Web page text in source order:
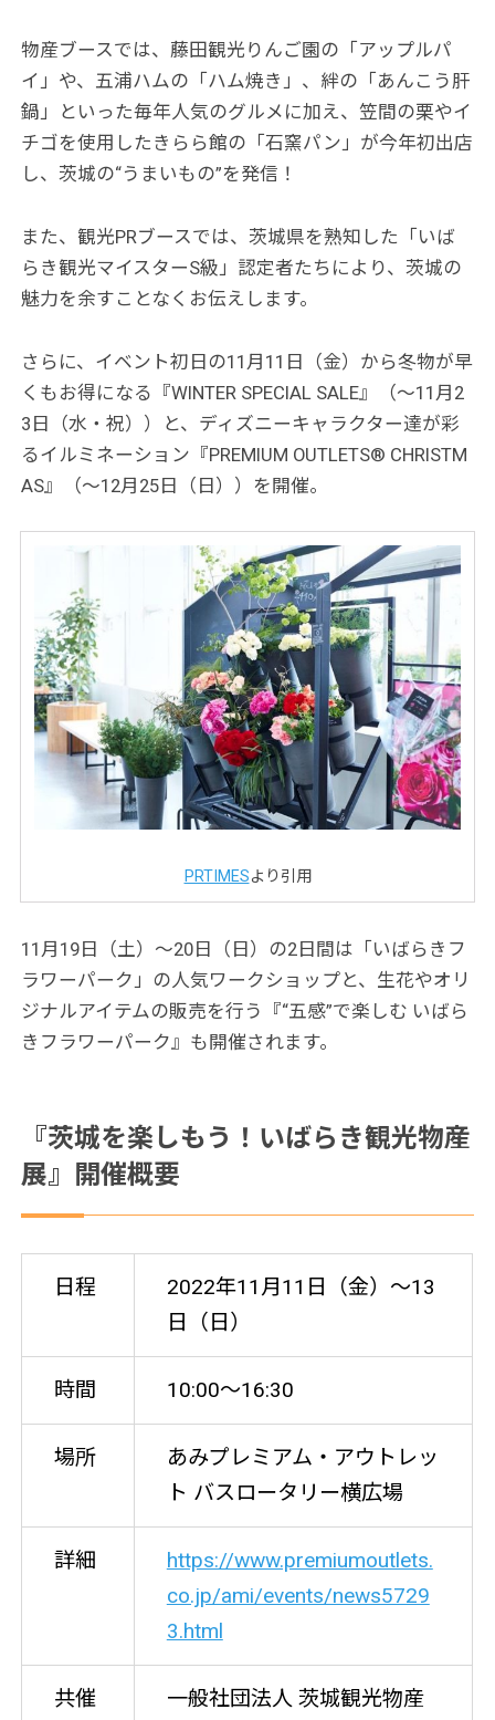
物産ブースでは、藤田観光りんご園の「アップルパ
イ」や、五浦ハムの「ハム焼き」、絆の「あんこう肝
鍋」といった毎年人気のグルメに加え、笠間の栗やイ
チゴを使用したきらら館の「石窯パン」が今年初出店
し、茨城の“うまいもの”を発信！
また、観光PRブースでは、茨城県を熟知した「いば
らき観光マイスターS級」認定者たちにより、茨城の
魅力を余すことなくお伝えします。
さらに、イベント初日の11月11日（金）から冬物が早
くもお得になる『WINTER SPECIAL SALE』（～11月2
3日（水・祝））と、ディズニーキャラクター達が彩
るイルミネーション『PREMIUM OUTLETS® CHRISTM
AS』（～12月25日（日））を開催。
PRTIMESより引用
11月19日（土）～20日（日）の2日間は「いばらきフ
ラワーパーク」の人気ワークショップと、生花やオリ
ジナルアイテムの販売を行う『“五感”で楽しむ いばら
きフラワーパーク』も開催されます。
『茨城を楽しもう！いばらき観光物産
展』開催概要
日程
2022年11月11日（金）～13
日（日）
時間 10:00～16:30
場所
あみプレミアム・アウトレッ
ト バスロータリー横広場
詳細
https://www.premiumoutlets.
co.jp/ami/events/news5729
3.html
共催 一般社団法人 茨城観光物産